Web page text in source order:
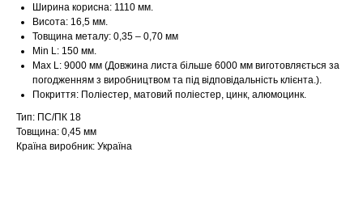
Ширина корисна: 1110 мм.
Висота: 16,5 мм.
Товщина металу: 0,35 – 0,70 мм
Min L: 150 мм.
Max L: 9000 мм (Довжина листа більше 6000 мм виготовляється за
погодженням з виробництвом та під відповідальність клієнта.).
Покриття: Поліестер, матовий поліестер, цинк, алюмоцинк.
Тип: ПС/ПК 18
Товщина: 0,45 мм
Країна виробник: Україна